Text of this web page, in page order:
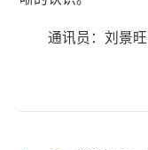
通讯员：刘景旺